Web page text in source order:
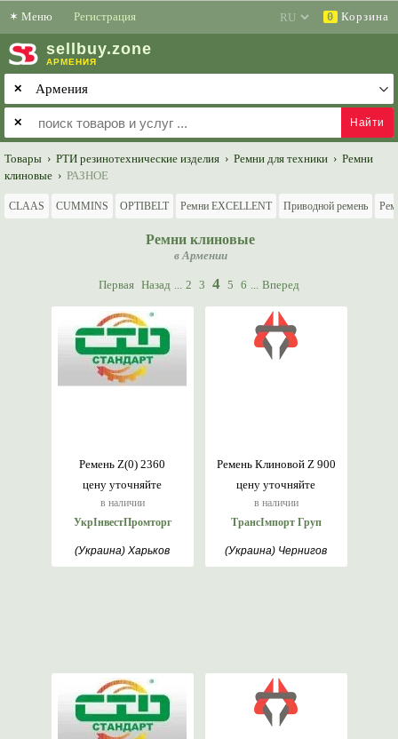
✶ Меню Регистрация 0 Корзина
sell buy.zone
АРМЕНИЯ
✕
✕
Товары › РТИ резинотехнические изделия › Ремни для техники › Ремни
клиновые › РАЗНОЕ
CLAAS CUMMINS OPTIBELT Ремни EXCELLENT Приводной ремень
Ремни клиновые
в Армении
Первая Назад ... 2 3 4 5 6 ... Вперед
цену уточняйте
в наличии
Ремень Z(0) 2360
УкрІнвестПромторг
(Украина) Харьков
цену уточняйте
в наличии
Ремень Клиновой Z 900
ТрансІмпорт Груп
(Украина) Чернигов